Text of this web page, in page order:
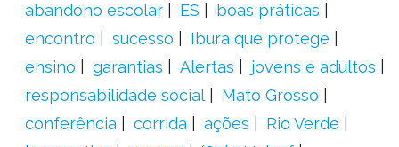
abandono escolar
ES
boas práticas
encontro
sucesso
Ibura que protege
ensino
garantias Alertas
jovens e adultos
responsabilidade social
Mato Grosso
conferência
corrida ações
Rio Verde